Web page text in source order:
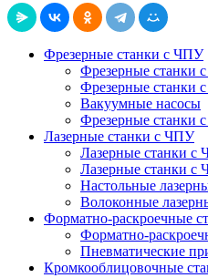
Фрезерные станки с ЧПУ
Фрезерные станки
Фрезерные станки
Вакуумные насосы
Фрезерные станки
Лазерные станки с ЧПУ
Лазерные станки с
Лазерные станки с
Настольные
Волоконные
Форматно-раскроечные
Форматно-
Пневматические
Кромкооблицовочные